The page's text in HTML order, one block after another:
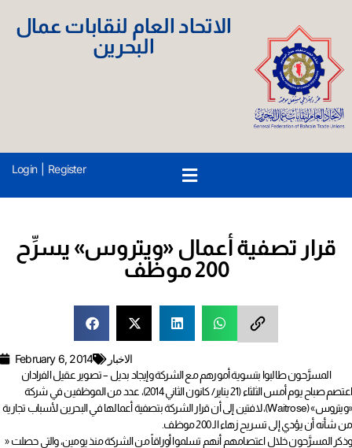
الاتحاد العام لنقابات عمال
البحرين
Login Register
قرار تصفية أعمال «ويتروس» يسرِّح
200 موظف
February 6, 2014 الاخبار
المسرَّحون طالبوا بتسوية أمورهم مع الشركة وإيجاد بديل – تصوير عقيل الفرادان
اعتصم صباح يوم أمس الثلثاء (21 يناير/ كانون الثاني 2014)، عدد من الموظفين في شركة
«ويتروس» (Waitrose)، لافتين إلى أن قرار الشركة بتصفية أعمالها في البحرين لأسباب تجارية
من شأنه أن يؤدي إلى تسريح زهاء الـ 200 موظف.
وذكر المسرَّحون خلال اعتصامهم أنهم تسلموا أوراقاً من الشركة منذ يومين، والتي حصلت «